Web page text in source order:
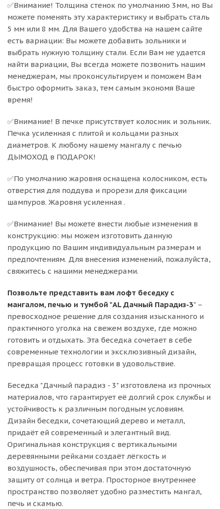
✅Внимание! Толщина стенок по умолчанию 3мм, но Вы
можете поменять эту характеристику и выбрать сталь
5 мм или 8 мм. Для Вашего удобства на нашем сайте
есть вариации: Вы можете добавить зольники и
выбрать нужную толщину стали. Если Вам не удается
найти вариации, Вы всегда можете позвонить нашим
менеджерам, мы проконсультируем и поможем Вам
быстро оформить заказ, тем самым экономя Ваше
время!
✅Внимание! В печке присутствует колосник и зольник.
Печка усиленная с плитой и кольцами разных
диаметров. К любому нашему мангалу с печью
ДЫМОХОД в ПОДАРОК!
✅По умолчанию жаровня оснащена колосником, есть
отверстия для поддува и прорези для фиксации
шампуров. Жаровня усиленная .
✅Внимание! Вы можете внести любые изменения в
конструкцию: мы можем изготовить данную
продукцию по Вашим индивидуальным размерам и
предпочтениям. Для внесения изменений, пожалуйста,
свяжитесь с нашими менеджерами.
Позвольте представить вам лофт беседку с
мангалом, печью и тумбой "AL Дачный Парадиз-3" –
превосходное решение для создания изысканного и
практичного уголка на свежем воздухе, где можно
готовить и отдыхать. Эта беседка сочетает в себе
современные технологии и эксклюзивный дизайн,
превращая процесс готовки в удовольствие.
Беседка "Дачный парадиз - 3" изготовлена из прочных
материалов, что гарантирует её долгий срок службы и
устойчивость к различным погодным условиям.
Дизайн беседки, сочетающий дерево и металл,
придаёт ей современный и элегантный вид.
Оригинальная конструкция с вертикальными
деревянными рейками создаёт лёгкость и
воздушность, обеспечивая при этом достаточную
защиту от солнца и ветра. Просторное внутреннее
пространство позволяет удобно разместить мангал,
печь и скамью.